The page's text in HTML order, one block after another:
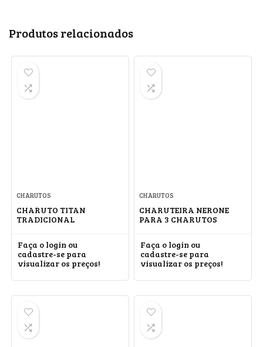
Produtos relacionados
CHARUTOS
CHARUTO TITAN
TRADICIONAL
Faça o login ou
cadastre-se para
visualizar os preços!
CHARUTOS
CHARUTEIRA NERONE
PARA 3 CHARUTOS
Faça o login ou
cadastre-se para
visualizar os preços!